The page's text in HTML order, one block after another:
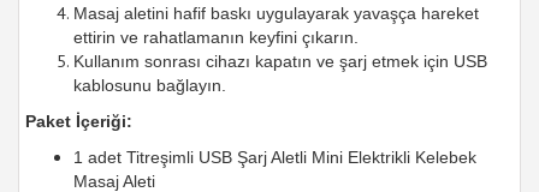
Masaj aletini hafif baskı uygulayarak yavaşça hareket
ettirin ve rahatlamanın keyfini çıkarın.
Kullanım sonrası cihazı kapatın ve şarj etmek için USB
kablosunu bağlayın.
Paket İçeriği:
1 adet Titreşimli USB Şarj Aletli Mini Elektrikli Kelebek
Masaj Aleti